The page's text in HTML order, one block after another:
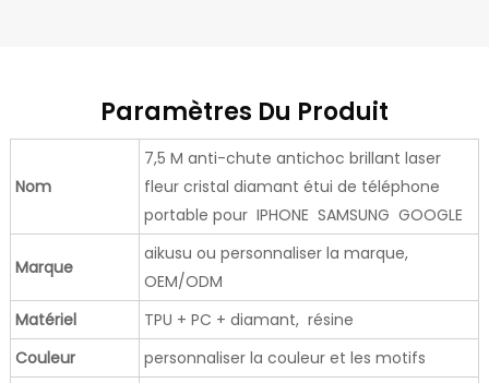
Paramètres Du Produit
Nom
7,5 M anti-chute antichoc brillant laser
fleur cristal diamant étui de téléphone
portable pour IPHONE SAMSUNG GOOGLE
Marque
aikusu ou personnaliser la marque,
OEM/ODM
Matériel
TPU + PC + diamant, résine
Couleur
personnaliser la couleur et les motifs